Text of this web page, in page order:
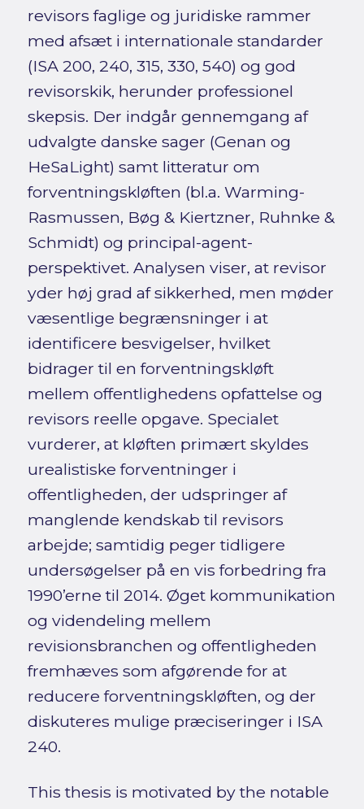
revisors faglige og juridiske rammer
med afsæt i internationale standarder
(ISA 200, 240, 315, 330, 540) og god
revisorskik, herunder professionel
skepsis. Der indgår gennemgang af
udvalgte danske sager (Genan og
HeSaLight) samt litteratur om
forventningskløften (bl.a. Warming-
Rasmussen, Bøg & Kiertzner, Ruhnke &
Schmidt) og principal-agent-
perspektivet. Analysen viser, at revisor
yder høj grad af sikkerhed, men møder
væsentlige begrænsninger i at
identificere besvigelser, hvilket
bidrager til en forventningskløft
mellem offentlighedens opfattelse og
revisors reelle opgave. Specialet
vurderer, at kløften primært skyldes
urealistiske forventninger i
offentligheden, der udspringer af
manglende kendskab til revisors
arbejde; samtidig peger tidligere
undersøgelser på en vis forbedring fra
1990’erne til 2014. Øget kommunikation
og videndeling mellem
revisionsbranchen og offentligheden
fremhæves som afgørende for at
reducere forventningskløften, og der
diskuteres mulige præciseringer i ISA
240.
This thesis is motivated by the notable